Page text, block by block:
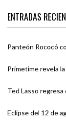
ENTRADAS
Panteón Rococó
Primetime revela
Ted Lasso
Eclipse del 12 de